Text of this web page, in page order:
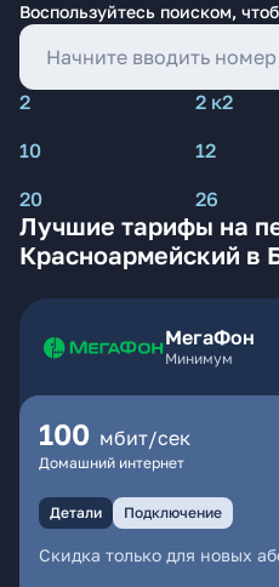
Воспользуйтесь поиском,
2 2 к2
10
12
20
26
Лучшие тарифы на
Красноармейский в
МегаФон
Минимум
100 мбит/сек
Домашний интернет
Детали Подключение
Скидка только для новых